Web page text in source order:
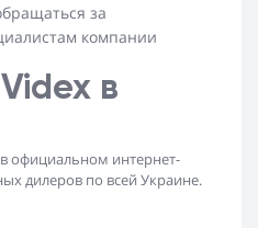
за
компании
в
официальном интернет-
дилеров по всей Украине.